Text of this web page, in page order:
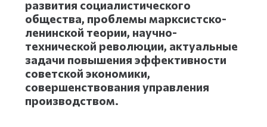
развития социалистического
общества, проблемы марксистско-
ленинской теории, научно-
технической революции, актуальные
задачи повышения эффективности
советской экономики,
совершенствования управления
производством.